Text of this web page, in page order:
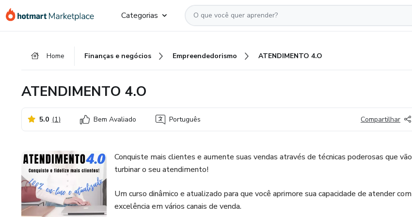
para
para
para
Categorias
Home Finanças e negócios Empreendedorismo ATENDIMENTO 4.O
ATENDIMENTO 4.O
5.0 (1) Bem Avaliado Português Compartilhar
Conquiste mais clientes e aumente suas vendas através de técnicas poderosas que vão
turbinar o seu atendimento!
Um curso dinâmico e atualizado para que você aprimore sua capacidade de atender com
excelência em vários canais de venda.